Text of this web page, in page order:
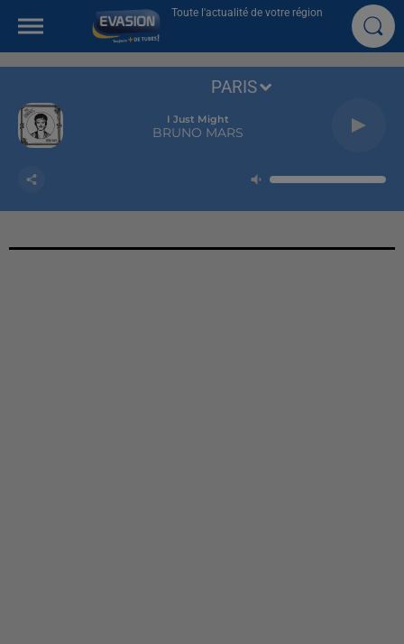
Toute l'actualité de votre région
I Just Might
BRUNO MARS
PARIS